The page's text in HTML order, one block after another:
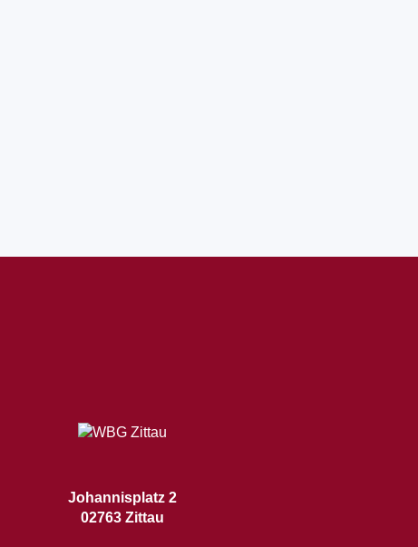
Johannisplatz 2
02763 Zittau